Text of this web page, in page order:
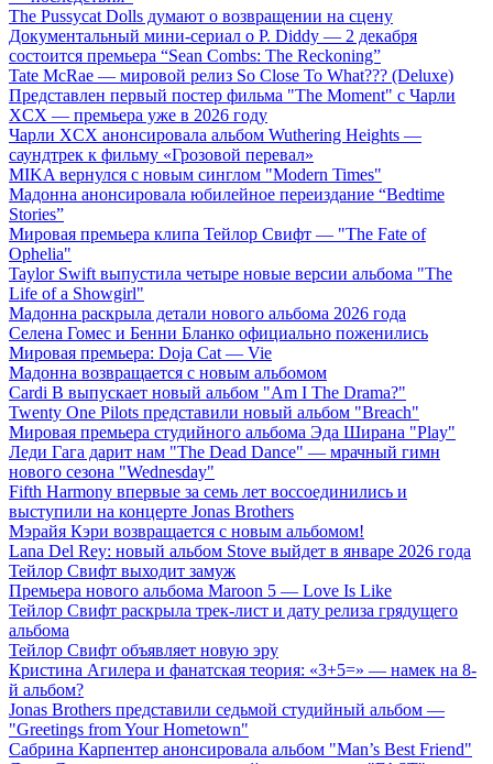
The Pussycat Dolls думают о возвращении на сцену
Документальный мини-сериал о P. Diddy — 2 декабря
состоится премьера “Sean Combs: The Reckoning”
Tate McRae — мировой релиз So Close To What??? (Deluxe)
Представлен первый постер фильма "The Moment" с Чарли
XCX — премьера уже в 2026 году
Чарли XCX анонсировала альбом Wuthering Heights —
саундтрек к фильму «Грозовой перевал»
MIKA вернулся с новым синглом "Modern Times"
Мадонна анонсировала юбилейное переиздание “Bedtime
Stories”
Мировая премьера клипа Тейлор Свифт — "The Fate of
Ophelia"
Taylor Swift выпустила четыре новые версии альбома "The
Life of a Showgirl"
Мадонна раскрыла детали нового альбома 2026 года
Селена Гомес и Бенни Бланко официально поженились
Мировая премьера: Doja Cat — Vie
Мадонна возвращается с новым альбомом
Cardi B выпускает новый альбом "Am I The Drama?"
Twenty One Pilots представили новый альбом "Breach"
Мировая премьера студийного альбома Эда Ширана "Play"
Леди Гага дарит нам "The Dead Dance" — мрачный гимн
нового сезона "Wednesday"
Fifth Harmony впервые за семь лет воссоединились и
выступили на концерте Jonas Brothers
Мэрайя Кэри возвращается с новым альбомом!
Lana Del Rey: новый альбом Stove выйдет в январе 2026 года
Тейлор Свифт выходит замуж
Премьера нового альбома Maroon 5 — Love Is Like
Тейлор Свифт раскрыла трек-лист и дату релиза грядущего
альбома
Тейлор Свифт объявляет новую эру
Кристина Агилера и фанатская теория: «3+5=» — намек на 8-
й альбом?
Jonas Brothers представили седьмой студийный альбом —
"Greetings from Your Hometown"
Сабрина Карпентер анонсировала альбом "Man’s Best Friend"